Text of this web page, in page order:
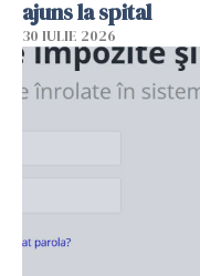
ajuns la spital
30 IULIE 2026